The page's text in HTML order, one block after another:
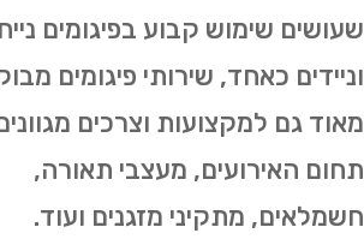
שעושים שימוש קבוע בפיגומים
וניידים כאחד, שירותי פיגומים
מאוד גם למקצועות וצרכים
תחום האירועים, מעצבי תאורה,
חשמלאים, מתקיני מזגנים ועוד.